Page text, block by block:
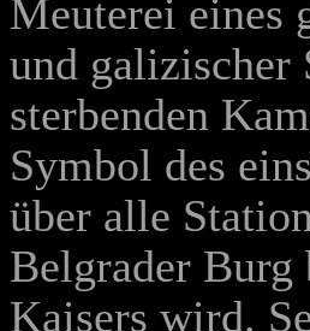
Meuterei eines
und galizischer
sterbenden
Symbol des
über alle
Belgrader Burg
Kaisers wird.